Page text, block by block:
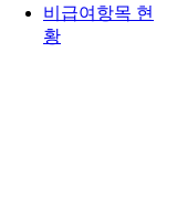
비급여항목 현
황